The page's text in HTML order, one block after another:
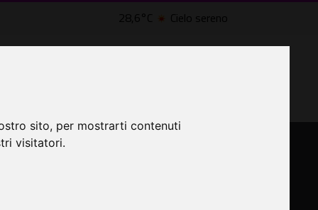
sito, per mostrarti contenuti
visitatori.
28,6°C Cielo sereno